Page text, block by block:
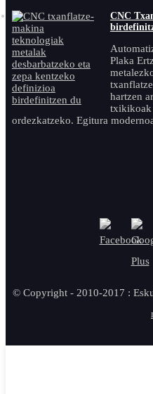
CNC
Plaka
hartzen
txikikoak
ordezkatzeko. Egitura
© Copyright - 2010-2017 :